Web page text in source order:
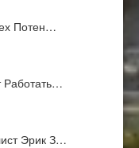
Потен…
Работать…
Эрик З…